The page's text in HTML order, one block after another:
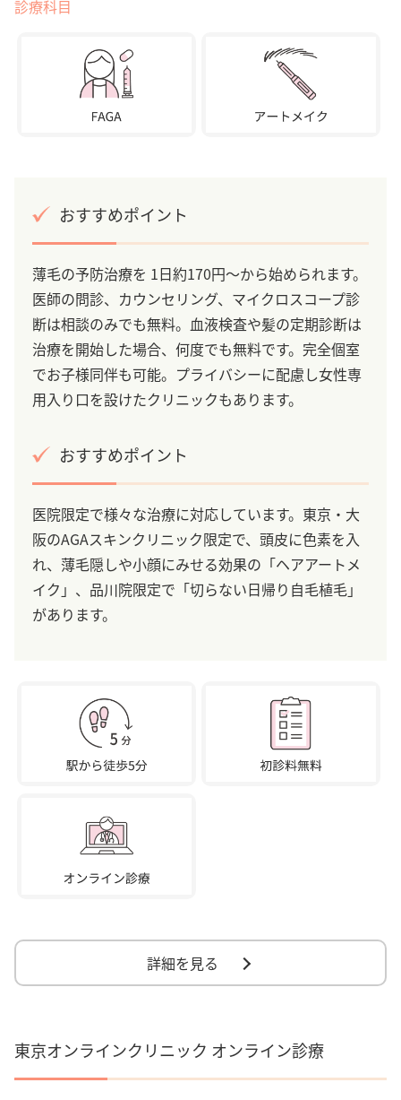
診療科目
おすすめポイント
薄毛の予防治療を 1日約170円～から始められます。
医師の問診、カウンセリング、マイクロスコープ診
断は相談のみでも無料。血液検査や髪の定期診断は
治療を開始した場合、何度でも無料です。完全個室
でお子様同伴も可能。プライバシーに配慮し女性専
用入り口を設けたクリニックもあります。
おすすめポイント
医院限定で様々な治療に対応しています。東京・大
阪のAGAスキンクリニック限定で、頭皮に色素を入
れ、薄毛隠しや小顔にみせる効果の「ヘアアートメ
イク」、品川院限定で「切らない日帰り自毛植毛」
があります。
詳細を見る
東京オンラインクリニック オンライン診療